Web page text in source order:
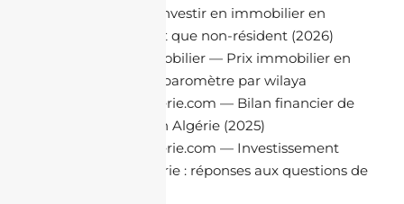
— Investir en immobilier en
Algérie en tant que non-résident (2026)
Lamacta Immobilier — Prix immobilier en
Algérie 2026 : baromètre par wilaya
Jacheteenalgerie.com — Bilan financier de
l’immobilier en Algérie (2025)
Jacheteenalgerie.com — Investissement
locatif en Algérie : réponses aux questions de